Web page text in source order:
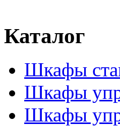
Каталог
Шкафы
Шкафы
Шкафы